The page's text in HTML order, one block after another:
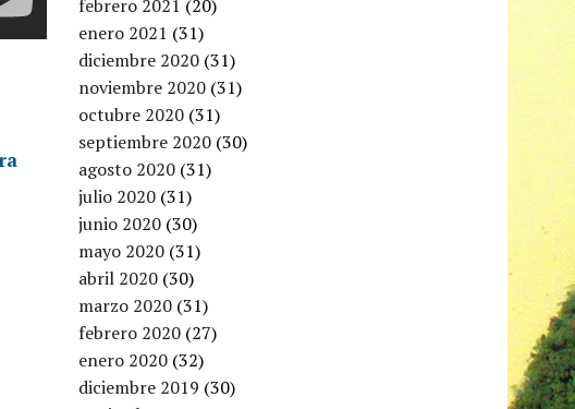
febrero 2021 (20)
enero 2021 (31)
diciembre 2020 (31)
noviembre 2020 (31)
octubre 2020 (31)
septiembre 2020 (30)
agosto 2020 (31)
julio 2020 (31)
junio 2020 (30)
mayo 2020 (31)
abril 2020 (30)
marzo 2020 (31)
febrero 2020 (27)
enero 2020 (32)
diciembre 2019 (30)